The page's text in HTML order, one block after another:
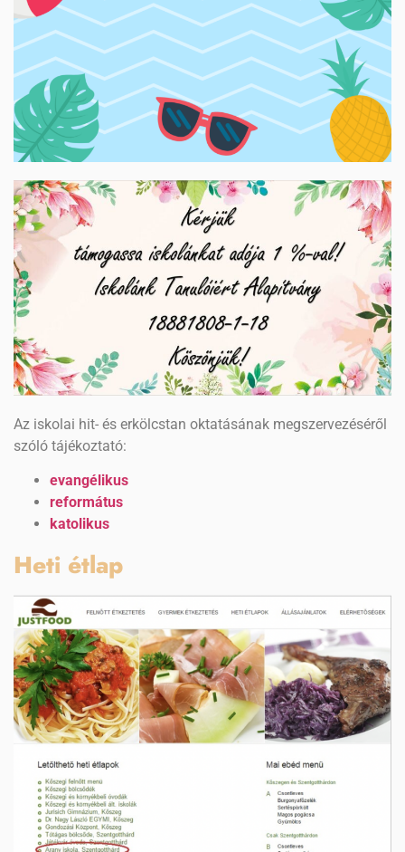
Az iskolai hit- és erkölcstan oktatásának megszervezéséről
szóló tájékoztató:
evangélikus
református
katolikus
Heti étlap